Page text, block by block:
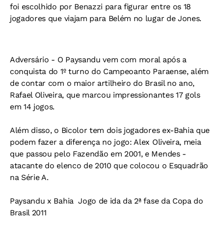
foi escolhido por Benazzi para figurar entre os 18
jogadores que viajam para Belém no lugar de Jones.
Adversário - O Paysandu vem com moral após a
conquista do 1º turno do Campeoanto Paraense, além
de contar com o maior artilheiro do Brasil no ano,
Rafael Oliveira, que marcou impressionantes 17 gols
em 14 jogos.
Além disso, o Bicolor tem dois jogadores ex-Bahia que
podem fazer a diferença no jogo: Alex Oliveira, meia
que passou pelo Fazendão em 2001, e Mendes -
atacante do elenco de 2010 que colocou o Esquadrão
na Série A.
Paysandu x Bahia Jogo de ida da 2ª fase da Copa do
Brasil 2011